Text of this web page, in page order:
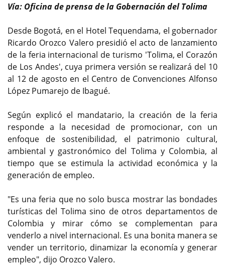
Vía: Oficina de prensa de la Gobernación del Tolima
Desde Bogotá, en el Hotel Tequendama, el gobernador
Ricardo Orozco Valero presidió el acto de lanzamiento
de la feria internacional de turismo 'Tolima, el Corazón
de Los Andes', cuya primera versión se realizará del 10
al 12 de agosto en el Centro de Convenciones Alfonso
López Pumarejo de Ibagué.
Según explicó el mandatario, la creación de la feria
responde a la necesidad de promocionar, con un
enfoque de sostenibilidad, el patrimonio cultural,
ambiental y gastronómico del Tolima y Colombia, al
tiempo que se estimula la actividad económica y la
generación de empleo.
"Es una feria que no solo busca mostrar las bondades
turísticas del Tolima sino de otros departamentos de
Colombia y mirar cómo se complementan para
venderlo a nivel internacional. Es una bonita manera se
vender un territorio, dinamizar la economía y generar
empleo", dijo Orozco Valero.